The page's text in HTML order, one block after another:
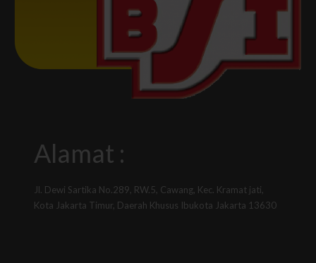
Alamat :
Jl. Dewi Sartika No.289, RW.5, Cawang, Kec. Kramat jati,
Kota Jakarta Timur, Daerah Khusus Ibukota Jakarta 13630